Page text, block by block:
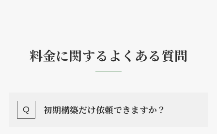
料金に関するよくある質問
初期構築だけ依頼できますか？